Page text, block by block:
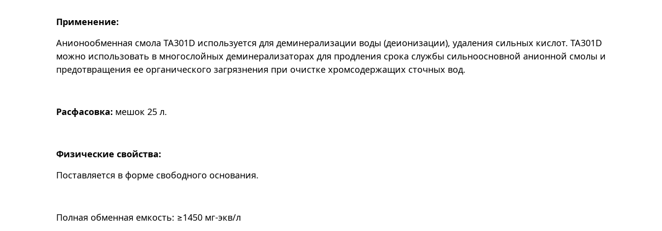
Применение:
Анионообменная смола TA301D используется для деминерализации воды (деионизации), удаления сильных кислот. TA301D
можно использовать в многослойных деминерализаторах для продления срока службы сильноосновной анионной смолы и
предотвращения ее органического загрязнения при очистке хромсодержащих сточных вод.
Расфасовка: мешок 25 л.
Физические свойства:
Поставляется в форме свободного основания.
Полная обменная емкость: ≥1450 мг-экв/л